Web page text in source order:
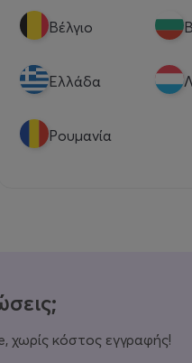
Βέλγιο
Eλλάδα
Ρουμανία
χωρίς κόστος εγγραφής!